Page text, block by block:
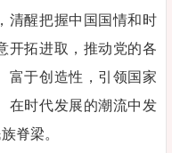
清醒把握中国国情和时
开拓进取，推动党的各
富于创造性，引领国家
在时代发展的潮流中发
脊梁。